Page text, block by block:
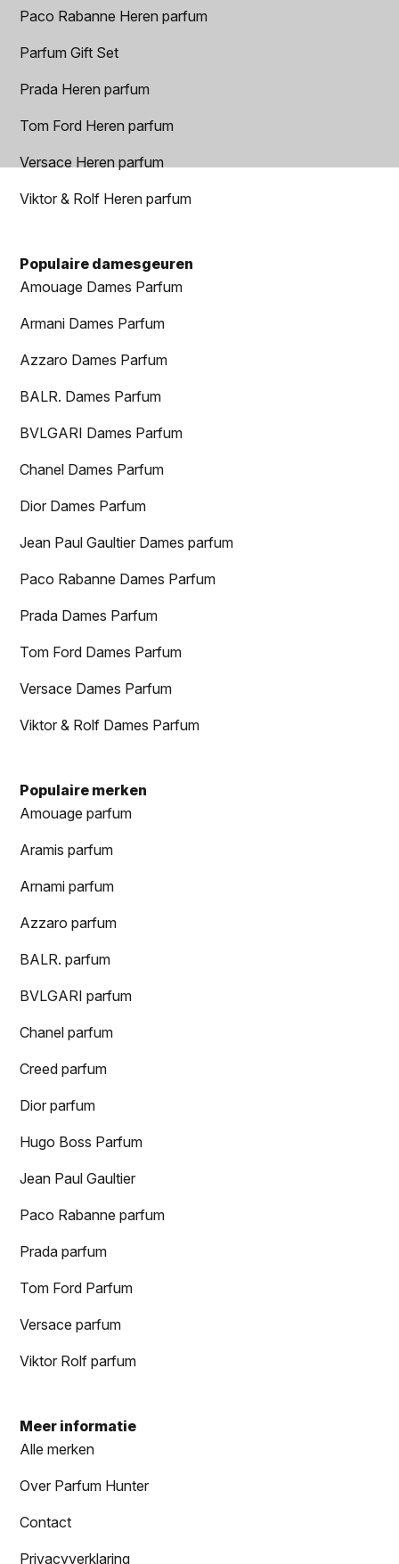
Paco Rabanne Heren parfum
Parfum Gift Set
Prada Heren parfum
Tom Ford Heren parfum
Versace Heren parfum
Viktor & Rolf Heren parfum
Populaire damesgeuren
Amouage Dames Parfum
Armani Dames Parfum
Azzaro Dames Parfum
BALR. Dames Parfum
BVLGARI Dames Parfum
Chanel Dames Parfum
Dior Dames Parfum
Jean Paul Gaultier Dames parfum
Paco Rabanne Dames Parfum
Prada Dames Parfum
Tom Ford Dames Parfum
Versace Dames Parfum
Viktor & Rolf Dames Parfum
Populaire merken
Amouage parfum
Aramis parfum
Arnami parfum
Azzaro parfum
BALR. parfum
BVLGARI parfum
Chanel parfum
Creed parfum
Dior parfum
Hugo Boss Parfum
Jean Paul Gaultier
Paco Rabanne parfum
Prada parfum
Tom Ford Parfum
Versace parfum
Viktor Rolf parfum
Meer informatie
Alle merken
Over Parfum Hunter
Contact
Privacyverklaring